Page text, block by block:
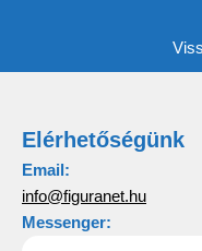
Elérhetőségünk
Email:
info@figuranet.hu
Messenger: